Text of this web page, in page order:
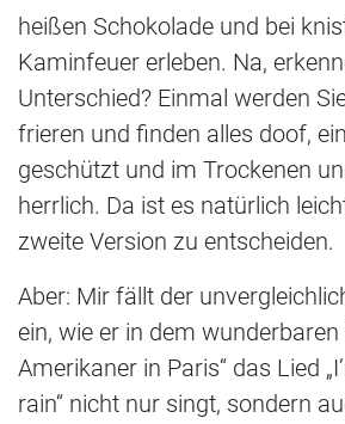
heißen Schokolade und bei
Kaminfeuer erleben. Na,
Unterschied? Einmal werden
frieren und finden alles doof,
geschützt und im Trockenen
herrlich. Da ist es natürlich
zweite Version zu entscheiden.
Aber: Mir fällt der
ein, wie er in dem wunderbaren
Amerikaner in Paris“ das Lied
rain“ nicht nur singt, sondern